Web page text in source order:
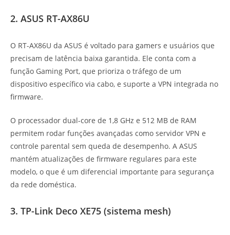
2. ASUS RT-AX86U
O RT-AX86U da ASUS é voltado para gamers e usuários que
precisam de latência baixa garantida. Ele conta com a
função Gaming Port, que prioriza o tráfego de um
dispositivo específico via cabo, e suporte a VPN integrada no
firmware.
O processador dual-core de 1,8 GHz e 512 MB de RAM
permitem rodar funções avançadas como servidor VPN e
controle parental sem queda de desempenho. A ASUS
mantém atualizações de firmware regulares para este
modelo, o que é um diferencial importante para segurança
da rede doméstica.
3. TP-Link Deco XE75 (sistema mesh)